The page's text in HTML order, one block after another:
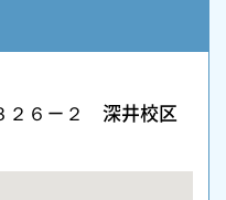
２６－２ 深井校区